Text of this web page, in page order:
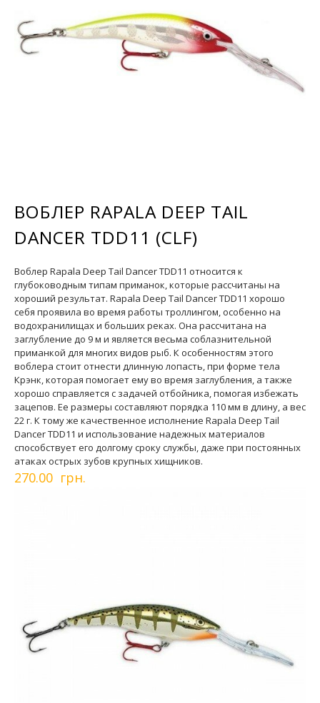
ВОБЛЕР RAPALA DEEP TAIL
DANCER TDD11 (CLF)
Воблер Rapala Deep Tail Dancer TDD11 относится к
глубоководным типам приманок, которые рассчитаны на
хороший результат. Rapala Deep Tail Dancer TDD11 хорошо
себя проявила во время работы троллингом, особенно на
водохранилищах и больших реках. Она рассчитана на
заглубление до 9 м и является весьма соблазнительной
приманкой для многих видов рыб. К особенностям этого
воблера стоит отнести длинную лопасть, при форме тела
Крэнк, которая помогает ему во время заглубления, а также
хорошо справляется с задачей отбойника, помогая избежать
зацепов. Ее размеры составляют порядка 110 мм в длину, а вес
22 г. К тому же качественное исполнение Rapala Deep Tail
Dancer TDD11 и использование надежных материалов
способствует его долгому сроку службы, даже при постоянных
атаках острых зубов крупных хищников.
270.00 грн.